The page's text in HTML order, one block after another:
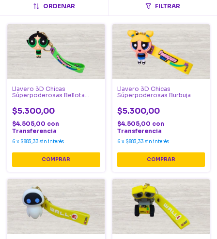
ORDENAR FILTRAR
Llavero 3D Chicas
Súperpoderosas Bellota
$5.300,00
$4.505,00 con
Transferencia
6 x $883,33 sin interés
Llavero 3D Chicas
Súperpoderosas Burbuja
$5.300,00
$4.505,00 con
Transferencia
6 x $883,33 sin interés